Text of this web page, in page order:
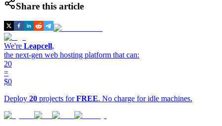
Share this article
We're Leapcell,
the next-gen web hosting platform that can:
20
=
$0
Deploy 20 projects forFREE. No charge for idle machines.